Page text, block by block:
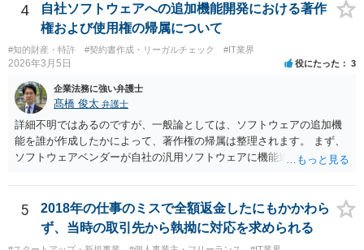
分だけでどれくらいの価値があるのか、が問題になります。 一般論は
以上で、より個別的なお話は、詳しい契約内容や開発内容を知る必要
と思います。
4
自社ソフトウェアへの追加機能開発における著作
権および使用権の帰属について
#知的財産・特許 #契約書作成・リーガルチェック #IT業界
2026年3月5日 役にたった 3
企業法務に強い弁護士
髙橋 俊太 弁護士
詳細不明ではあるのですが、一般論としては、ソフトウェアの追加機
能を誰が作成したかによって、著作権の帰属は整理されます。 まず、
ソフトウェアベンダーが自社の汎用ソフトウェアに機能追加を行った
の合意がない限り、追加部分を含めたプログラムの著作権は原則とし
てベンダーに帰属します。利用者が費用を負担している場合でも、そ
れだけで著作権が利用者に移転するわけではありません。 一方、利用
者側に認められるのは通常、その追加機能を含むソフトウェアを契約
5
2018年の仕事のミスで全額返金したにもかかわら
ず、当時の取引先から執拗に対応を求められる